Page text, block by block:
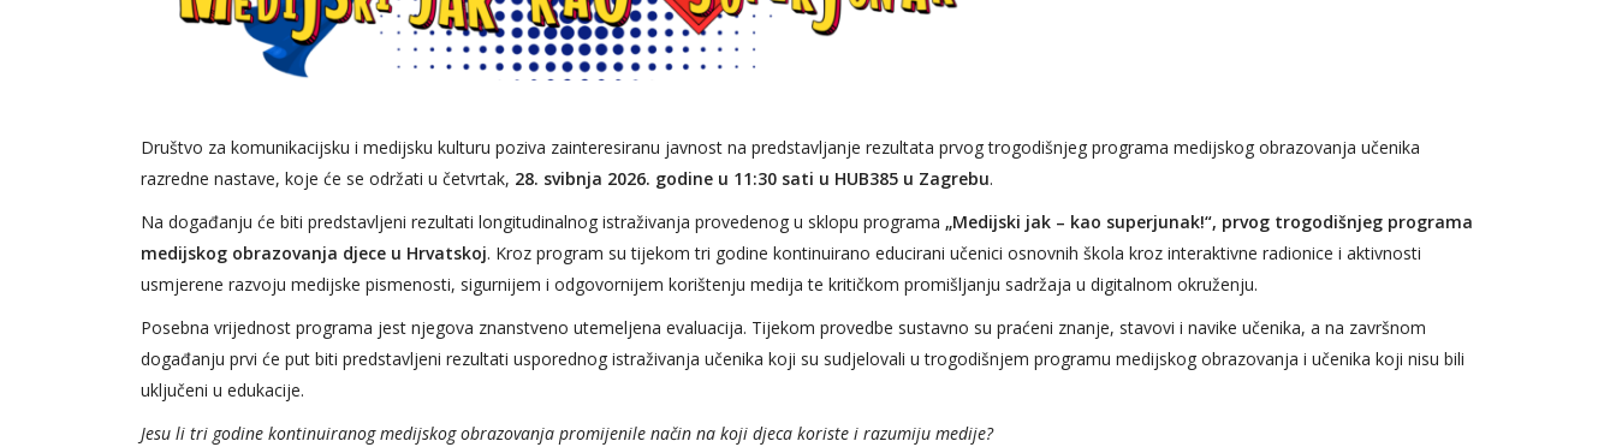
Društvo za komunikacijsku i medijsku kulturu poziva zainteresiranu javnost na predstavljanje rezultata prvog trogodišnjeg programa medijskog obrazovanja učenika
razredne nastave, koje će se održati u četvrtak, 28. svibnja 2026. godine u 11:30 sati u HUB385 u Zagrebu.
Na događanju će biti predstavljeni rezultati longitudinalnog istraživanja provedenog u sklopu programa „Medijski jak – kao superjunak!“, prvog trogodišnjeg programa
medijskog obrazovanja djece u Hrvatskoj. Kroz program su tijekom tri godine kontinuirano educirani učenici osnovnih škola kroz interaktivne radionice i aktivnosti
usmjerene razvoju medijske pismenosti, sigurnijem i odgovornijem korištenju medija te kritičkom promišljanju sadržaja u digitalnom okruženju.
Posebna vrijednost programa jest njegova znanstveno utemeljena evaluacija. Tijekom provedbe sustavno su praćeni znanje, stavovi i navike učenika, a na završnom
događanju prvi će put biti predstavljeni rezultati usporednog istraživanja učenika koji su sudjelovali u trogodišnjem programu medijskog obrazovanja i učenika koji nisu bili
uključeni u edukacije.
Jesu li tri godine kontinuiranog medijskog obrazovanja promijenile način na koji djeca koriste i razumiju medije?